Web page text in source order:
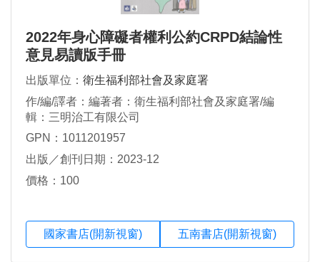
2022年身心障礙者權利公約CRPD結論性
意見易讀版手冊
出版單位： 衛生福利部社會及家庭署
作/編/譯者：編著者：衛生福利部社會及家庭署/編
輯：三明治工有限公司
GPN：1011201957
出版／創刊日期：2023-12
價格：100
國家書店(開新視窗) 五南書店(開新視窗)